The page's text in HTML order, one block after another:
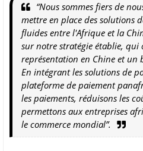
“Nous sommes fiers de
mettre en place des solutions
fluides entre l'Afrique et la
sur notre stratégie établie,
représentation en Chine et un
En intégrant les solutions de
plateforme de paiement
les paiements, réduisons les
permettons aux entreprises
le commerce mondial”.